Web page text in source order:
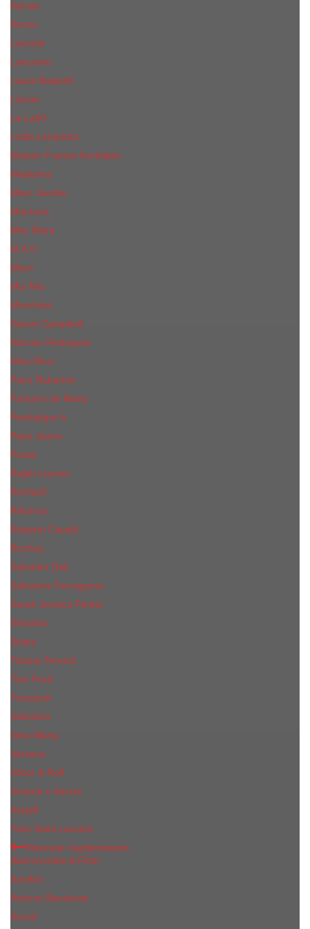
КиLian
Kenzo
Lacoste
Lancome
Laura Biagiotti
Lanvin
Lе Lab0
Lolita Lempicka
Maison Francis Kurkdjian
Madonna
Marc Jacobs
Mancera
Max Mara
M.А.C.
Mexx
Miu Miu
Mоsсhino
Naomi Campbell
Narciso Rodriguez
Nina Ricci
Paco Rabanne
Parfums de Marly
Penhaligon's
Pepe Jeans
Prada
Ralph Lauren
RicHarD
Rihanna
Roberto Cavalli
Rochas
Salvador Dali
Salvatore Ferragamo
Sarah Jessica Parker
Shiseido
Sisley
Tiziana Terenzi
Tom Ford
Trussardi
Valentino
Vera Wang
Versace
Viktor & Rolf
Victoria s Secret
Xerjoff
Yves Saint Laurent
Мужская парфюмерия
Abercrombie & Fitch
Annifen
Antonio Banderas
Armaf